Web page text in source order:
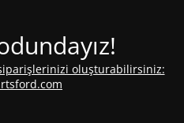
oluşturabilirsiniz: